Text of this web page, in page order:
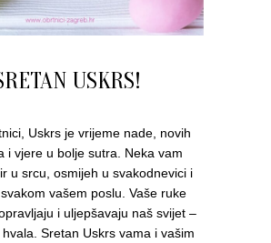
USKRS!
Uskrs je vrijeme nade, novih
i vjere u bolje sutra. Neka vam
u srcu, osmijeh u svakodnevici i
vašem poslu. Vaše ruke
i uljepšavaju naš svijet –
Sretan Uskrs vama i vašim